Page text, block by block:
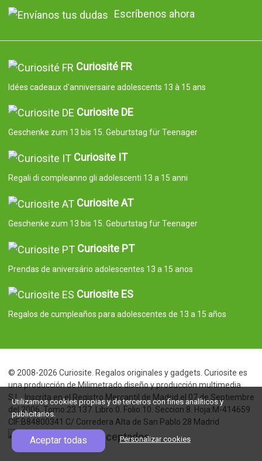
Escríbenos ahora
Curiosité FR
Idées cadeaux d'anniversaire adolescents 13 à 15 ans
Curiosite DE
Geschenke zum 13 bis 15. Geburtstag für Teenager
Curiosite IT
Regali di compleanno gli adolescenti 13 a 15 anni
Curiosite AT
Geschenke zum 13 bis 15. Geburtstag für Teenager
Curiosite PT
Prendas de aniversário adolescentes 13 a 15 anos
Curiosite ES
Regalos de cumpleaños para adolescentes de 13 a 15 años
© 2008-2026 Curiosite. Regalos originales y gadgets. Curiosite es
una producción de Milimetrado diseño y producción multimedia
S.L.. Inscrita en el Registro Mercantil de Madrid el 07 de Septiembre
del 2006. Tomo:23.137. Libro:0. Folio:10. Seccion:8. Hoja:M-414659
CIF:B84800341 C/ Corredera Alta de San Pablo 28 Madrid
Utilizamos cookies propias y de terceros con fines analíticos y
publicitarios.
Aceptar todas Personalizar cookies